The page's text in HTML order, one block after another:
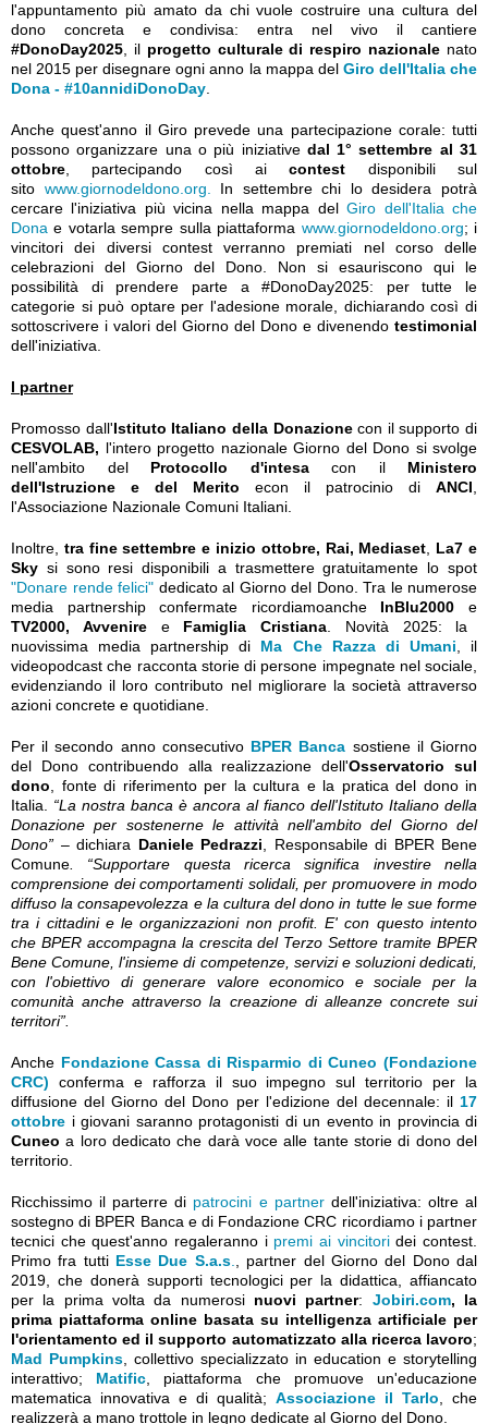
l'appuntamento più amato da chi vuole costruire una cultura del
dono concreta e condivisa: entra nel vivo il cantiere
#DonoDay2025 , il progetto culturale di respiro nazionale nato
nel 2015 per disegnare ogni anno la mappa del Giro dell'Italia che
Dona - #10annidiDonoDay
Anche quest'anno il Giro prevede una partecipazione corale: tutti
possono organizzare una o più iniziative dal 1° settembre al 31
ottobre , partecipando così aicontest disponibili sul
sito www.giornodeldono.org.
In settembre chi lo desidera potrà
cercare l'iniziativa più vicina nella mappa delGiro dell'Italia che
Dona e votarla sempre sulla piattaforma www.giornodeldono.org; i
vincitori dei diversi contest verranno premiati nel corso delle
celebrazioni del Giorno del Dono. Non si esauriscono qui le
possibilità di prendere parte a #DonoDay2025: per tutte le
categorie si può optare per l'adesione morale, dichiarando così di
sottoscrivere i valori del Giorno del Dono e divenendo testimonial
dell'iniziativa.
I partner
Promosso dall'Istituto Italiano della Donazionecon il supporto di
CESVOLAB, l'intero progetto nazionale Giorno del Dono si svolge
nell'ambito del Protocollo d'intesa con ilMinistero
dell'Istruzione e del Merito econ il patrocinio di ANCI
l'Associazione Nazionale Comuni Italiani.
Inoltre, tra fine settembre e inizio ottobre, Rai, Mediaset
La7 e
Sky si sono resi disponibili a trasmettere gratuitamente lo spot
"Donare rende felici" dedicato al Giorno del Dono. Tra le numerose
media partnership confermate ricordiamoancheInBlu2000e
TV2000, Avvenire eFamiglia Cristiana . Novità 2025: la
nuovissima media partnership di Ma Che Razza di Umani
il
videopodcast che racconta storie di persone impegnate nel sociale,
evidenziando il loro contributo nel migliorare la società attraverso
azioni concrete e quotidiane.
Per il secondo anno consecutivo BPER Banca sostiene il Giorno
del Dono contribuendo alla realizzazione dell'Osservatorio sul
dono , fonte di riferimento per la cultura e la pratica del dono in
Italia. “La nostra banca è ancora al fianco dell'Istituto Italiano della
Donazione per sostenerne le attività nell'ambito del Giorno del
Dono” – dichiara Daniele Pedrazzi , Responsabile di BPER Bene
Comune . “Supportare questa ricerca significa investire nella
comprensione dei comportamenti solidali, per promuovere in modo
diffuso la consapevolezza e la cultura del dono in tutte le sue forme
tra i cittadini e le organizzazioni non profit. E' con questo intento
che BPER accompagna la crescita del Terzo Settore tramite BPER
Bene Comune, l'insieme di competenze, servizi e soluzioni dedicati,
con l'obiettivo di generare valore economico e sociale per la
comunità anche attraverso la creazione di alleanze concrete sui
territori”.
Anche Fondazione Cassa di Risparmio di Cuneo (Fondazione
CRC) conferma e rafforza il suo impegno sul territorio per la
diffusione del Giorno del Dono per l'edizione del decennale: il 17
ottobre i giovani saranno protagonisti di un evento in provincia di
Cuneo a loro dedicato che darà voce alle tante storie di dono del
territorio.
Ricchissimo il parterre di patrocini e partnerdell'iniziativa: oltre al
sostegno di BPER Banca e di Fondazione CRC ricordiamo i partner
tecnici che quest'anno regaleranno i premi ai vincitoridei contest.
Primo fra tutti Esse Due S.a.s.
, partner del Giorno del Dono dal
2019, che donerà supporti tecnologici per la didattica, affiancato
per la prima volta da numerosi nuovi partner: Jobiri.com, la
prima piattaforma online basata su intelligenza artificiale per
l'orientamento ed il supporto automatizzato alla ricerca lavoro;
Mad Pumpkins , collettivo specializzato in education e storytelling
interattivo; Matific , piattaforma che promuove un'educazione
matematica innovativa e di qualità; Associazione il Tarlo , che
realizzerà a mano trottole in legno dedicate al Giorno del Dono.